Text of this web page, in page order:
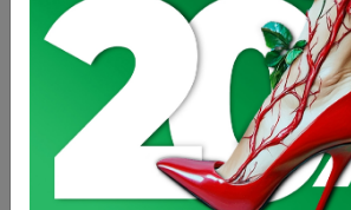
CS-32 Ирригатор полости рта
CS Medica KIDS